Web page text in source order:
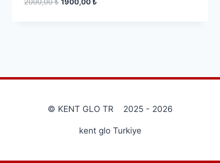
2000,00₺ 1900,00₺
© KENT GLO TR 2025 - 2026
kent glo Turkiye